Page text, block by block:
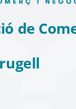
de